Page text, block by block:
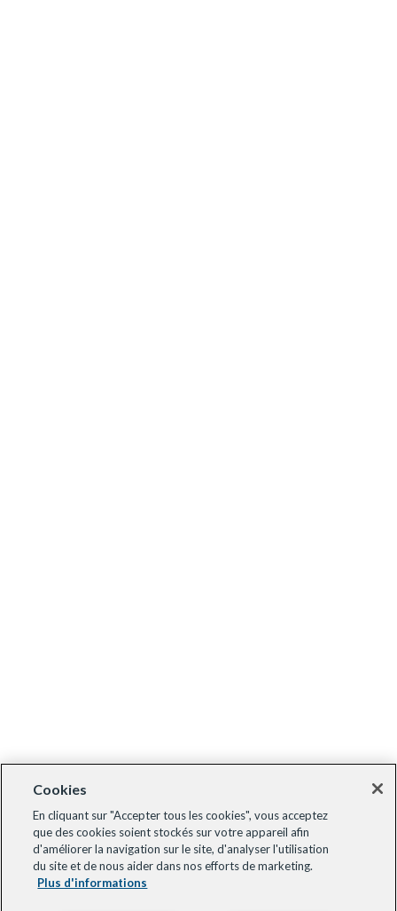
Cookies
En cliquant sur "Accepter tous les cookies", vous acceptez
que des cookies soient stockés sur votre appareil afin
d'améliorer la navigation sur le site, d'analyser l'utilisation
du site et de nous aider dans nos efforts de marketing.
Plus d'informations